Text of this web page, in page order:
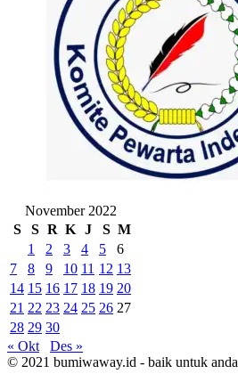
November 2022
S
S R K J S M
1
2 3 4 5
6
7
8 9 10 11 12 13
14 15 16 17 18 19 20
21 22 23 24 25 26 27
28 29 30
« Okt
Des »
© 2021 bumiwaway.id - baik untuk anda